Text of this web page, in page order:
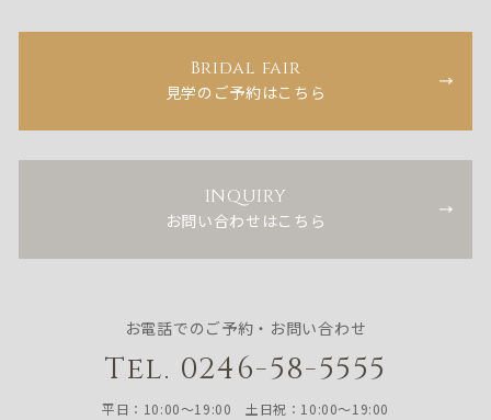
Bridal fair
見学のご予約はこちら
INQUIRY
お問い合わせはこちら
お電話でのご予約・お問い合わせ
Tel. 0246-58-5555
平日：10:00〜19:00 土日祝：10:00〜19:00